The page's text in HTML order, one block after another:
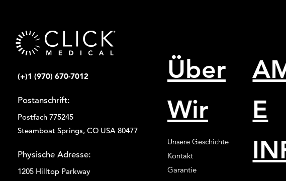
(+)1 (970) 670-7012
Postanschrift:
Postfach 775245
Steamboat Springs, CO USA 80477
Physische Adresse:
1205 Hilltop Parkway
Über
Wir
Unsere Geschichte
Kontakt
Garantie
E